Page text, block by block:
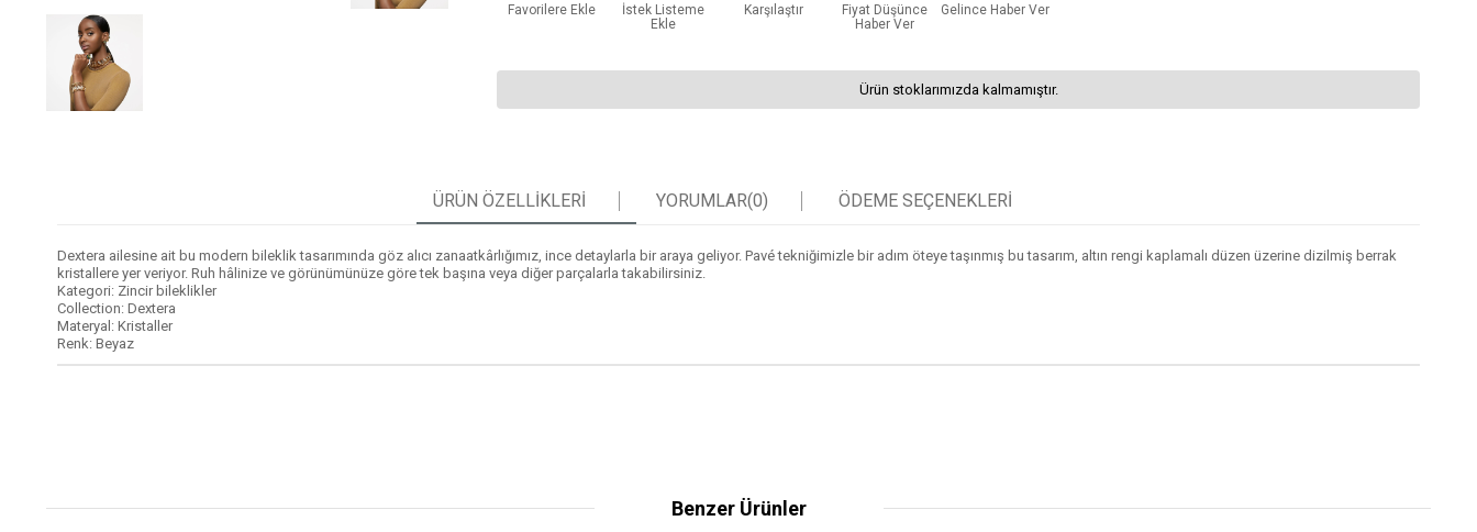
Favorilere Ekle
İstek Listeme
Ekle
Karşılaştır
Fiyat Düşünce
Haber Ver
Gelince Haber Ver
Ürün stoklarımızda kalmamıştır.
ÜRÜN ÖZELLIKLERI YORUMLAR(0) ÖDEME SEÇENEKLERI
Dextera ailesine ait bu modern bileklik tasarımında göz alıcı zanaatkârlığımız, ince detaylarla bir araya geliyor. Pavé tekniğimizle bir adım öteye taşınmış bu tasarım, altın rengi kaplamalı düzen üzerine dizilmiş berrak
kristallere yer veriyor. Ruh hâlinize ve görünümünüze göre tek başına veya diğer parçalarla takabilirsiniz.
Kategori: Zincir bileklikler
Collection: Dextera
Materyal: Kristaller
Renk: Beyaz
Benzer Ürünler